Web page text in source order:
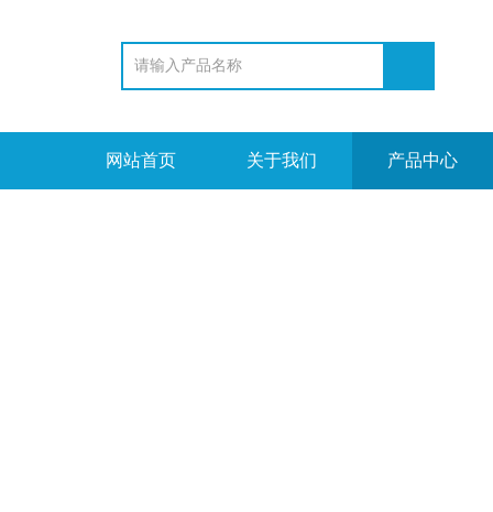
网站首页 关于我们 产品中心